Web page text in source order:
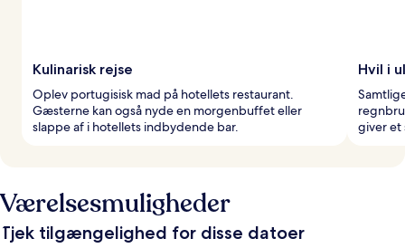
Kulinarisk rejse
Oplev portugisisk mad på hotellets restaurant.
Gæsterne kan også nyde en morgenbuffet eller
slappe af i hotellets indbydende bar.
Hvil i
giver et
Værelsesmuligheder
Tjek tilgængelighed for disse datoer